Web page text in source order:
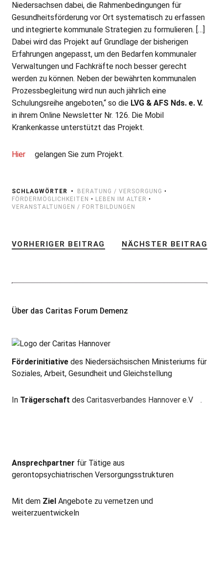
Niedersachsen dabei, die Rahmenbedingungen für
Gesundheitsförderung vor Ort systematisch zu erfassen
und integrierte kommunale Strategien zu formulieren. […]
Dabei wird das Projekt auf Grundlage der bisherigen
Erfahrungen angepasst, um den Bedarfen kommunaler
Verwaltungen und Fachkräfte noch besser gerecht
werden zu können. Neben der bewährten kommunalen
Prozessbegleitung wird nun auch jährlich eine
Schulungsreihe angeboten,“ so die LVG & AFS Nds. e. V.
in ihrem Online Newsletter Nr. 126. Die Mobil
Krankenkasse unterstützt das Projekt.
Hier gelangen Sie zum Projekt.
SCHLAGWÖRTER BERATUNG / VERSORGUNG •
FÖRDERMÖGLICHKEITEN • LEBEN IM ALTER •
VERANSTALTUNGEN / FORTBILDUNGEN
VORHERIGER BEITRAG NÄCHSTER BEITRAG
Über das Caritas Forum Demenz
Förderinitiative des Niedersächsischen Ministeriums für
Soziales, Arbeit, Gesundheit und Gleichstellung
In Trägerschaft des Caritasverbandes Hannover e.V .
Ansprechpartner für Tätige aus
gerontopsychiatrischen Versorgungsstrukturen
Mit dem Ziel Angebote zu vernetzen und
weiterzuentwickeln